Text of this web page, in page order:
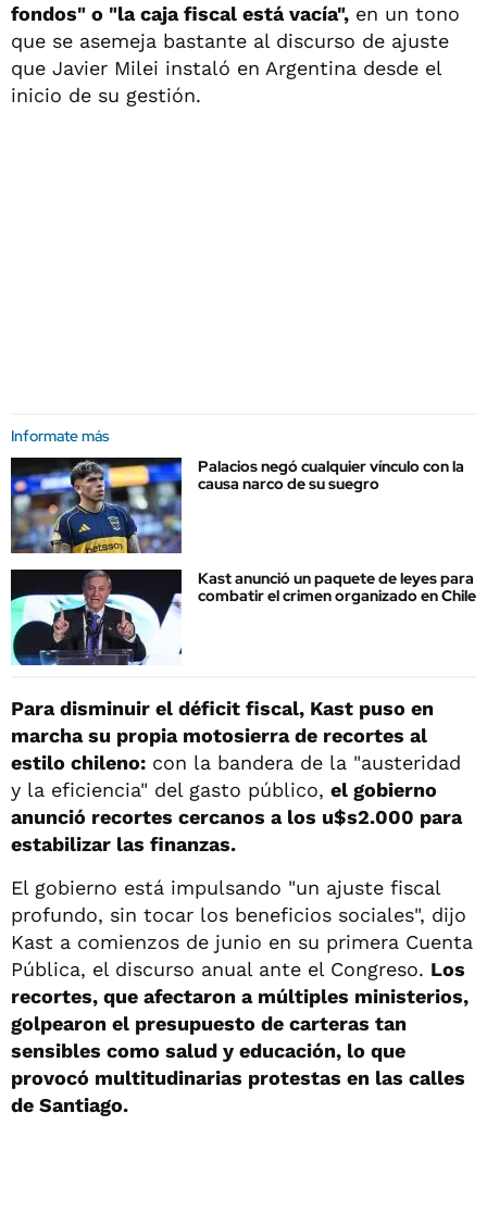
fondos" o "la caja fiscal está vacía", en un tono
que se asemeja bastante al discurso de ajuste
que Javier Milei instaló en Argentina desde el
inicio de su gestión.
Informate más
Palacios negó cualquier vínculo con la
causa narco de su suegro
Kast anunció un paquete de leyes para
combatir el crimen organizado en Chile
Para disminuir el déficit fiscal, Kast puso en
marcha su propia motosierra de recortes al
estilo chileno: con la bandera de la "austeridad
y la eficiencia" del gasto público, el gobierno
anunció recortes cercanos a los u$s2.000 para
estabilizar las finanzas.
El gobierno está impulsando "un ajuste fiscal
profundo, sin tocar los beneficios sociales", dijo
Kast a comienzos de junio en su primera Cuenta
Pública, el discurso anual ante el Congreso. Los
recortes, que afectaron a múltiples ministerios,
golpearon el presupuesto de carteras tan
sensibles como salud y educación, lo que
provocó multitudinarias protestas en las calles
de Santiago.